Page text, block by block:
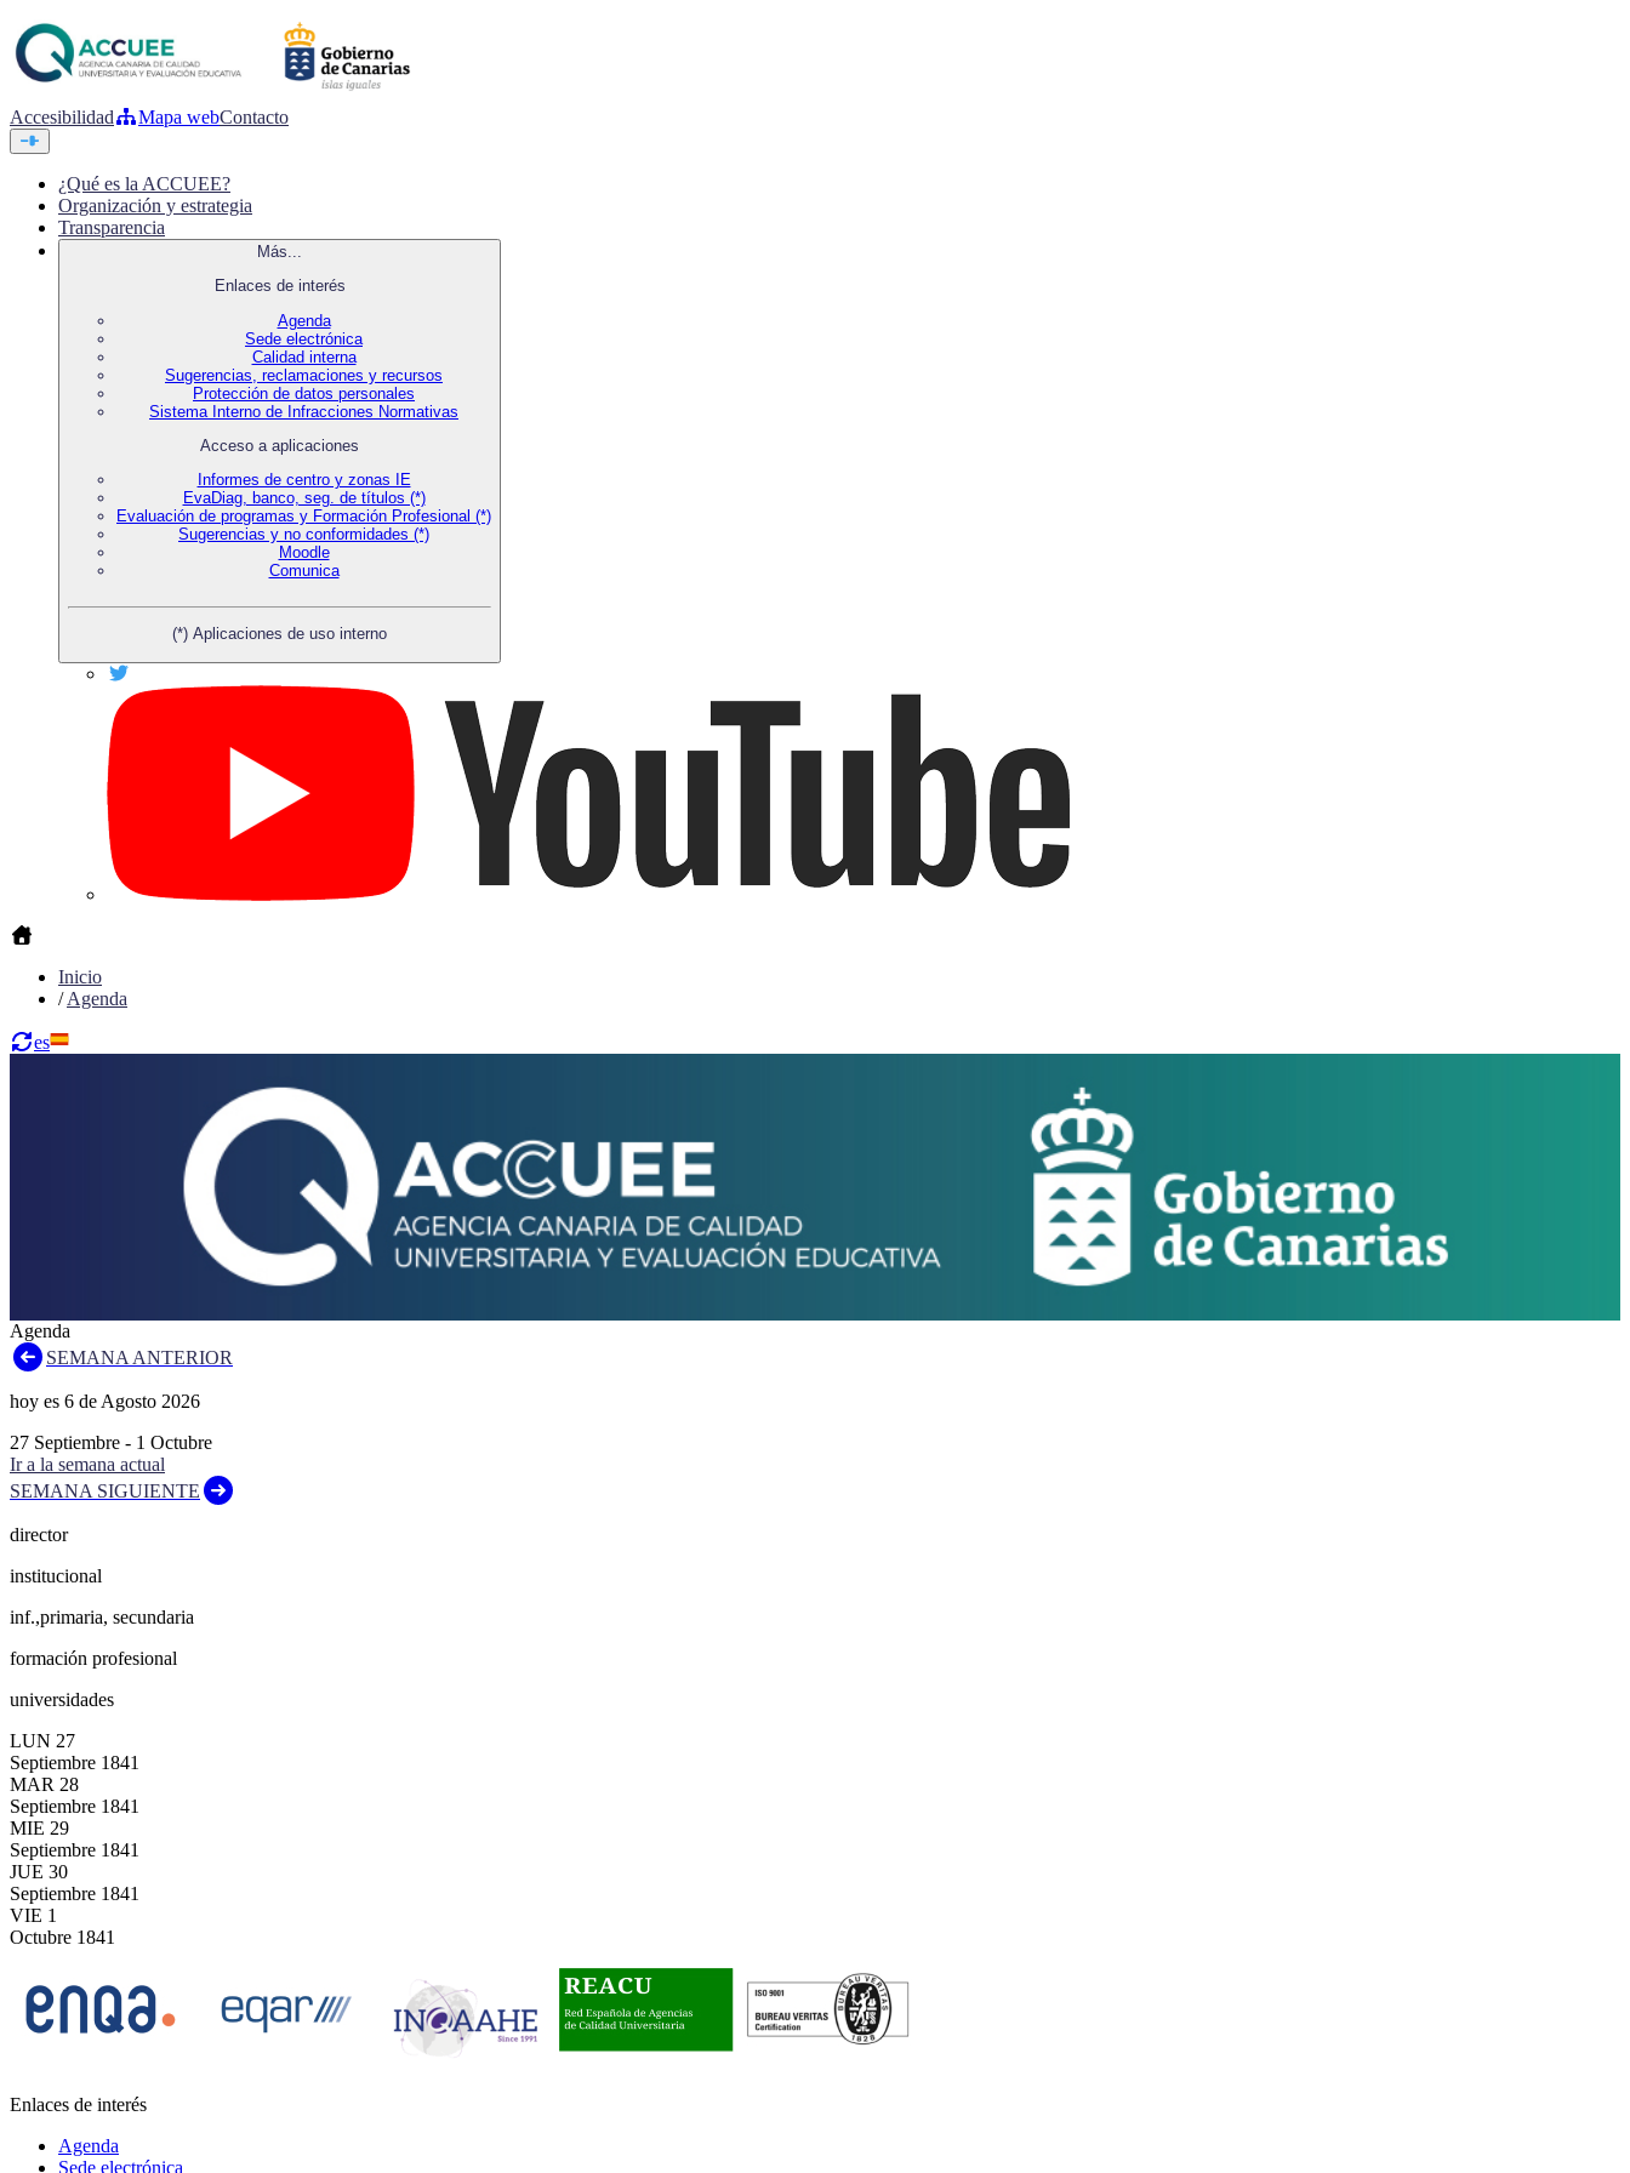
Accesibilidad Mapa webContacto
¿Qué es la ACCUEE?
Organización y estrategia
Transparencia
Más...
Enlaces de interés
Agenda
Sede electrónica
Calidad interna
Sugerencias, reclamaciones y recursos
Protección de datos personales
Sistema Interno de Infracciones Normativas
Acceso a aplicaciones
Informes de centro y zonas IE
EvaDiag, banco, seg. de títulos (*)
Evaluación de programas y Formación Profesional (*)
Sugerencias y no conformidades (*)
Moodle
Comunica
(*) Aplicaciones de uso interno
Inicio
/Agenda
es
Agenda
SEMANA ANTERIOR
hoy es 6 de Agosto 2026
27 Septiembre - 1 Octubre
Ir a la semana actual
SEMANA SIGUIENTE
director
institucional
inf.,primaria, secundaria
formación profesional
universidades
LUN 27
Septiembre 1841
MAR 28
Septiembre 1841
MIE 29
Septiembre 1841
JUE 30
Septiembre 1841
VIE 1
Octubre 1841
Enlaces de interés
Agenda
Sede electrónica